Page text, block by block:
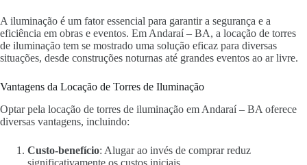
A iluminação é um fator essencial para garantir a segurança e a
eficiência em obras e eventos. Em Andaraí – BA, a locação de torres
de iluminação tem se mostrado uma solução eficaz para diversas
situações, desde construções noturnas até grandes eventos ao ar livre.
Vantagens da Locação de Torres de Iluminação
Optar pela locação de torres de iluminação em Andaraí – BA oferece
diversas vantagens, incluindo:
Custo-benefício: Alugar ao invés de comprar reduz
significativamente os custos iniciais.